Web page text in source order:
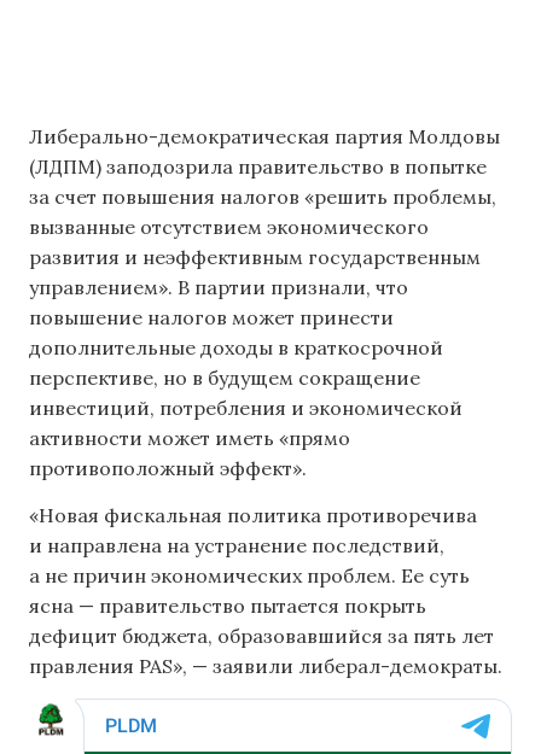
Либерально-демократическая партия Молдовы
(ЛДПМ) заподозрила правительство в попытке
за счет повышения налогов «решить проблемы,
вызванные отсутствием экономического
развития и неэффективным государственным
управлением». В партии признали, что
повышение налогов может принести
дополнительные доходы в краткосрочной
перспективе, но в будущем сокращение
инвестиций, потребления и экономической
активности может иметь «прямо
противоположный эффект».
«Новая фискальная политика противоречива
и направлена ​​на устранение последствий,
а не причин экономических проблем. Ее суть
ясна — правительство пытается покрыть
дефицит бюджета, образовавшийся за пять лет
правления PAS», — заявили либерал-демократы.